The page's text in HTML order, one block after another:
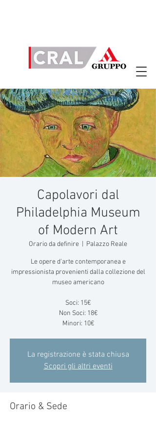
Capolavori dal
Philadelphia Museum
of Modern Art
Orario da definire Palazzo Reale
Le opere d'arte contemporanea e
impressionista provenienti dalla collezione del
museo americano
Soci: 15€
Non Soci: 18€
Minori: 10€
La registrazione è stata chiusa
Scopri gli altri eventi
Orario & Sede